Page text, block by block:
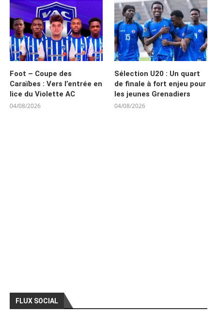
Foot – Coupe des
Caraïbes : Vers l’entrée en
lice du Violette AC
04/08/2026
Sélection U20 : Un quart
de finale à fort enjeu pour
les jeunes Grenadiers
04/08/2026
FLUX SOCIAL